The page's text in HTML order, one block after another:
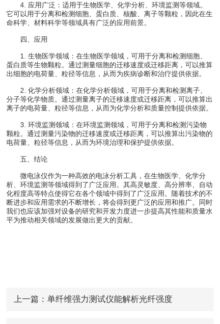
4. 应用广泛：适用于生物医学、化学分析、环境监测等领域。
它可以用于分离和检测细胞、蛋白质、核酸、离子等颗粒，因此在生
命科学、材料科学等领域具有广泛的应用前景。
四、应用
1. 生物医学领域：在生物医学领域，可用于分离和检测细胞、
蛋白质等生物颗粒。通过测量细胞的迁移速度或迁移距离，可以推算
出细胞的电荷量、粒径等信息，从而为疾病诊断和治疗提供依据。
2. 化学分析领域：在化学分析领域，可用于分离和检测离子、
分子等化学物质。通过测量离子的迁移速度或迁移距离，可以推算出
离子的电荷量、粒径等信息，从而为化学分析和质量控制提供依据。
3. 环境监测领域：在环境监测领域，可用于分离和检测污染物
颗粒。通过测量污染物的迁移速度或迁移距离，可以推算出污染物的
电荷量、粒径等信息，从而为环境治理和保护提供依据。
五、结论
微电泳仪作为一种高效的电泳分析工具，在生物医学、化学分
析、环境监测等领域得到了广泛应用。其高灵敏度、高分辨率、自动
化程度高等特点使得它在各个领域中得到了广泛应用。随着技术的不
断进步和应用需求的不断增长，将会得到更广泛的应用和推广。同时
我们也应该加强对设备的研究和开发力度进一步提高其性能和质量水
平为推动相关领域的发展做出更大的贡献。
上一篇： 单纤维强力测试仪能解析光纤强度